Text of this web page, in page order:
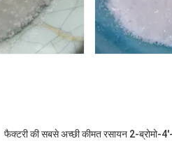
फैक्टरी की सबसे अच्छी कीमत रसायन 2-ब्रोमो-